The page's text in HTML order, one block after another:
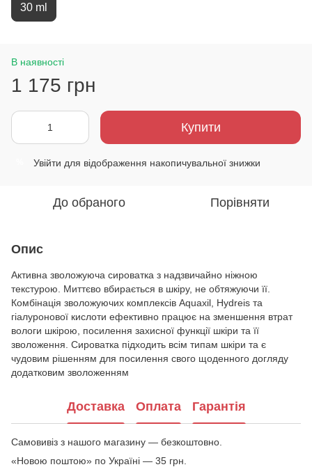
30 ml
В наявності
1 175 грн
Купити
Увійти для відображення накопичувальної знижки
До обраного Порівняти
Опис
Активна зволожуюча сироватка з надзвичайно ніжною
текстурою. Миттєво вбирається в шкіру, не обтяжуючи її.
Комбінація зволожуючих комплексів Aquaxil, Hydreis та
гіалуронової кислоти ефективно працює на зменшення втрат
вологи шкірою, посилення захисної функції шкіри та її
зволоження. Сироватка підходить всім типам шкіри та є
чудовим рішенням для посилення свого щоденного догляду
додатковим зволоженням
Доставка Оплата Гарантія
Самовивіз з нашого магазину — безкоштовно.
«Новою поштою» по Україні — 35 грн.